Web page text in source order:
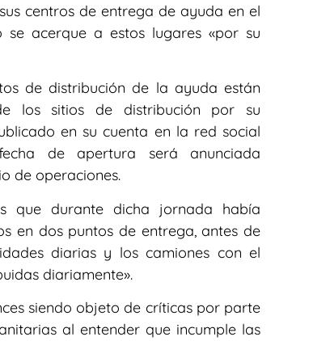
centros de entrega de ayuda en el
acerque a estos lugares «por su
de distribución de la ayuda están
los sitios de distribución por su
en su cuenta en la red social
de apertura será anunciada
de operaciones.
que durante dicha jornada había
en dos puntos de entrega, antes de
diarias y los camiones con el
diariamente».
siendo objeto de críticas por parte
al entender que incumple las